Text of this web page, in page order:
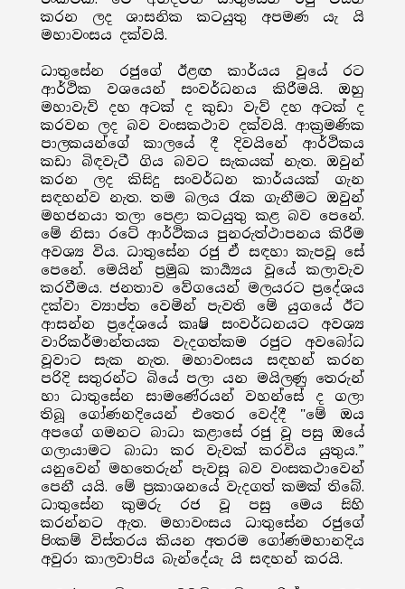
කරන ලද ශාසනික කටයුතු අපමණ යැ යි
මහාවංසය දක්වයි.
ධාතුසේන රජුගේ ඊළඟ කාර්යය වූයේ රට
ආර්ථික වශයෙන් සංවර්ධනය කිරීමයි. ඔහු
මහාවැව් දහ අටක් ද කුඩා වැව් දහ අටක් ද
කරවන ලද බව වංසකථාව දක්වයි. ආක්‍රමණික
පාලකයන්ගේ කාලයේ දී දිවයිනේ ආර්ථිකය
කඩා බිඳවැටී ගිය බවට සැකයක් නැත. ඔවුන්
කරන ලද කිසිදු සංවර්ධන කාර්යයක් ගැන
සඳහන්ව නැත. තම බලය රැක ගැනීමට ඔවුන්
මහජනයා තලා පෙළා කටයුතු කළ බව පෙනේ.
මේ නිසා රටේ ආර්ථිකය පුනරුත්ථාපනය කිරීම
අවශ්‍ය විය. ධාතුසේන රජු ඒ සඳහා කැපවූ සේ
පෙනේ. මෙයින් ප්‍රමුඛ කාර්‍ය්‍යය වූයේ කලාවැව
කරවීමය. ජනතාව වේගයෙන් මලයරට ප්‍රදේශය
දක්වා ව්‍යාප්ත වෙමින් පැවති මේ යුගයේ ඊට
ආසන්න ප්‍රදේශයේ කෘෂි සංවර්ධනයට අවශ්‍ය
වාරිකර්මාන්තයක වැදගත්කම රජුට අවබෝධ
වූවාට සැක නැත. මහාවංසය සඳහන් කරන
පරිදි සතුරන්ට බියේ පලා යන මයිලණු තෙරුන්
හා ධාතුසේන සාමණේරයන් වහන්සේ ද ගලා
තිබූ ගෝණනදියෙන් එතෙර වෙද්දී "මේ ඔය
අපගේ ගමනට බාධා කළාසේ රජු වූ පසු ඔයේ
ගලායාමට බාධා කර වැවක් කරවිය යුතුය.”
යනුවෙන් මහතෙරුන් පැවසූ බව වංසකථාවෙන්
පෙනී යයි. මේ ප්‍රකාශනයේ වැදගත් කමක් තිබේ.
ධාතුසේන කුමරු රජ වූ පසු මෙය සිහි
කරන්නට ඇත. මහාවංසය ධාතුසේන රජුගේ
පිංකම් විස්තරය කියන අතරම ගෝණමහානදිය
අවුරා කාලවාපිය බැන්දේයැ යි සඳහන් කරයි.